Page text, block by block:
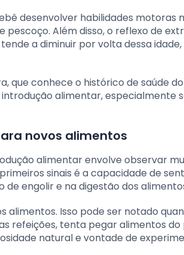
desenvolver habilidades motoras
Além disso, o reflexo de
a diminuir por volta dessa
que conhece o histórico de saúde
alimentar, especialmente
novos alimentos
alimentar envolve observar
sinais é a capacidade de
de engolir e na digestão dos
Isso pode ser notado
refeições, tenta pegar alimentos
natural e vontade de